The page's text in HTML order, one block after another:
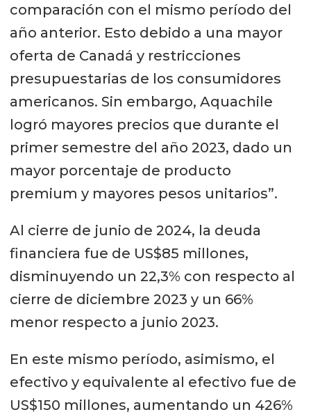
comparación con el mismo período del
año anterior. Esto debido a una mayor
oferta de Canadá y restricciones
presupuestarias de los consumidores
americanos. Sin embargo, Aquachile
logró mayores precios que durante el
primer semestre del año 2023, dado un
mayor porcentaje de producto
premium y mayores pesos unitarios”.
Al cierre de junio de 2024, la deuda
financiera fue de US$85 millones,
disminuyendo un 22,3% con respecto al
cierre de diciembre 2023 y un 66%
menor respecto a junio 2023.
En este mismo período, asimismo, el
efectivo y equivalente al efectivo fue de
US$150 millones, aumentando un 426%